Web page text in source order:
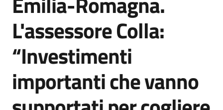
Seguici
su
L'assessore Colla:
“Investimenti
importanti che vanno